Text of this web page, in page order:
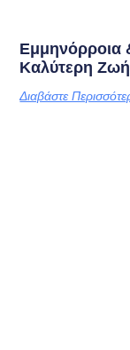
Εμμηνόρροια
Καλύτερη
Διαβάστε